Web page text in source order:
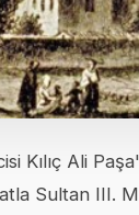
Kılıç Ali
Sultan III.